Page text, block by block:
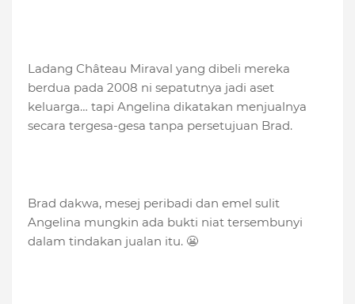
Ladang Château Miraval yang dibeli mereka
berdua pada 2008 ni sepatutnya jadi aset
keluarga… tapi Angelina dikatakan menjualnya
secara tergesa-gesa tanpa persetujuan Brad.
Brad dakwa, mesej peribadi dan emel sulit
Angelina mungkin ada bukti niat tersembunyi
dalam tindakan jualan itu. 😬